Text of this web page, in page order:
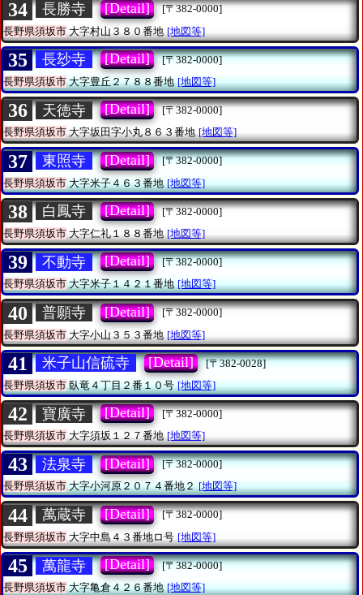
34 長勝寺 [Detail]
[〒382-0000]
長野県須坂市 大字村山３８０番地 [地図等]
35 長玅寺 [Detail]
[〒382-0000]
長野県須坂市大字豊丘２７８８番地 [地図等]
36 天徳寺 [Detail]
[〒382-0000]
長野県須坂市大字坂田字小丸８６３番地 [地図等]
37 東照寺 [Detail]
[〒382-0000]
長野県須坂市大字米子４６３番地 [地図等]
38 白鳳寺 [Detail]
[〒382-0000]
長野県須坂市 大字仁礼１８８番地 [地図等]
39 不動寺 [Detail]
[〒382-0000]
長野県須坂市大字米子１４２１番地 [地図等]
40 普願寺 [Detail]
[〒382-0000]
長野県須坂市 大字小山３５３番地 [地図等]
41 米子山信硫寺 [Detail]
[〒382-0028]
長野県須坂市臥竜４丁目２番１０号 [地図等]
42 寶廣寺 [Detail]
[〒382-0000]
長野県須坂市大字須坂１２７番地 [地図等]
43 法泉寺 [Detail]
[〒382-0000]
長野県須坂市大字小河原２０７４番地２ [地図等]
44 萬蔵寺 [Detail]
[〒382-0000]
長野県須坂市 大字中島４３番地ロ号 [地図等]
45 萬龍寺 [Detail]
[〒382-0000]
長野県須坂市大字亀倉４２６番地 [地図等]